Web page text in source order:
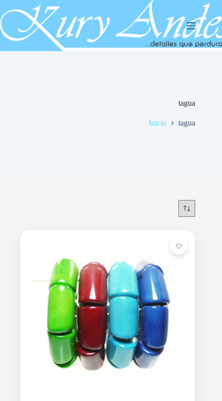
al
contenido
tagua
Inicio tagua